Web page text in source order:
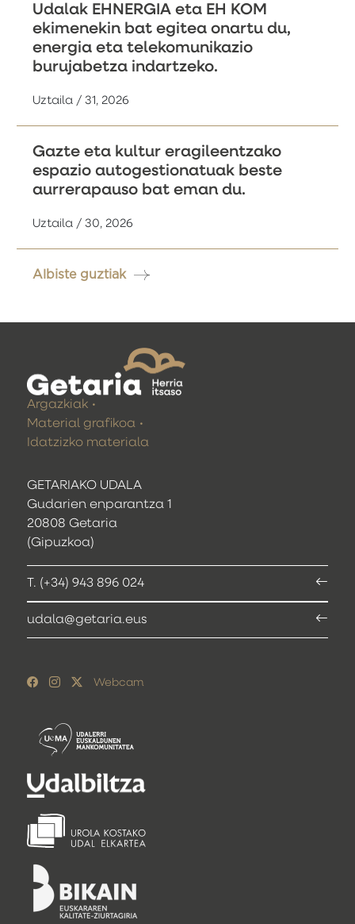
Udalak EHNERGIA eta EH KOM
ekimenekin bat egitea onartu du,
energia eta telekomunikazio
burujabetza indartzeko.
Uztaila / 31, 2026
Gazte eta kultur eragileentzako
espazio autogestionatuak beste
aurrerapauso bat eman du.
Uztaila / 30, 2026
Albiste guztiak
GETARIAKO UDALA
Gudarien enparantza 1
20808 Getaria
(Gipuzkoa)
T. (+34) 943 896 024
udala@getaria.eus
Argazkiak
Material grafikoa
Idatzizko materiala
Webcam